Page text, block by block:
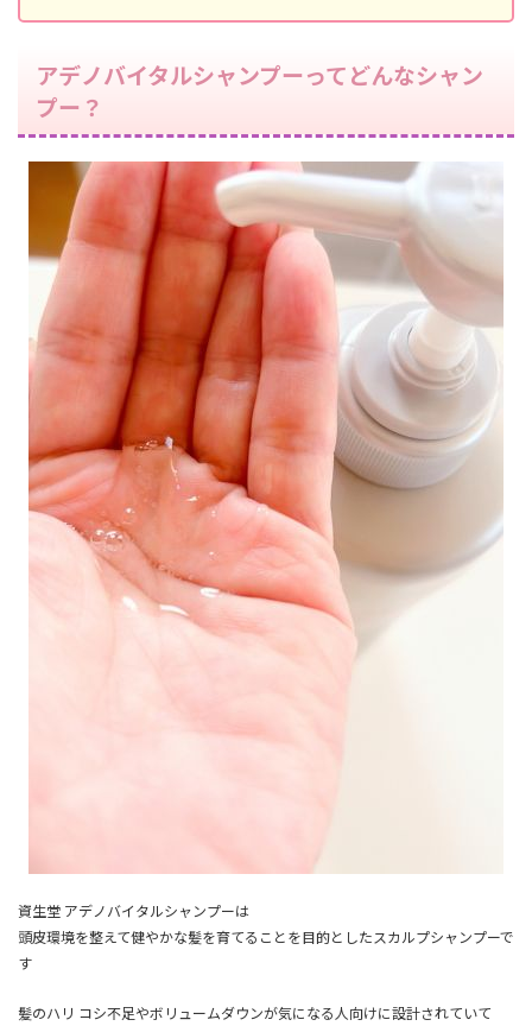
アデノバイタルシャンプーってどんなシャン
プー？
資生堂 アデノバイタルシャンプーは
頭皮環境を整えて健やかな髪を育てることを目的としたスカルプシャンプーで
す
髪のハリ コシ不足やボリュームダウンが気になる人向けに設計されていて